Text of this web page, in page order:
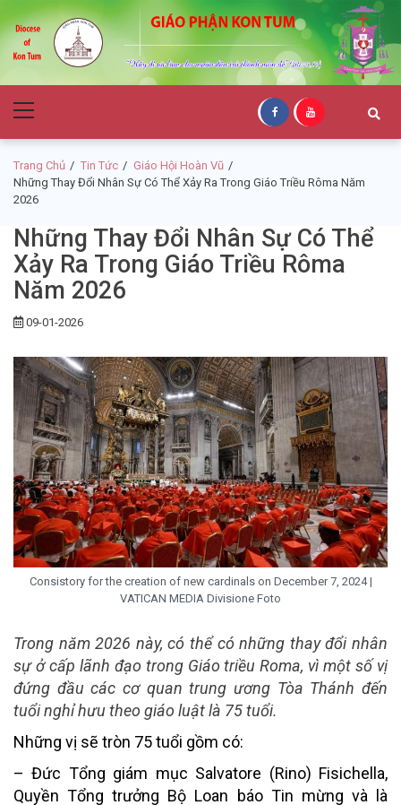
to
navigation
to
content
Giáo Phận Kon
Tum
Menu
Trang Chủ Tin Tức
Giáo Hội Hoàn Vũ
Những Thay Đổi Nhân Sự Có Thể Xảy Ra Trong Giáo Triều Rôma Năm
2026
Những Thay Đổi Nhân Sự Có Thể
Xảy Ra Trong Giáo Triều Rôma
Năm 2026
09-01-2026
Consistory for the creation of new cardinals on December 7, 2024 |
VATICAN MEDIA Divisione Foto
Trong năm 2026 này, có thể có những thay đổi nhân
sự ở cấp lãnh đạo trong Giáo triều Roma, vì một số vị
đứng đầu các cơ quan trung ương Tòa Thánh đến
tuổi nghỉ hưu theo giáo luật là 75 tuổi.
Những vị sẽ tròn 75 tuổi gồm có:
– Đức Tổng giám mục Salvatore (Rino) Fisichella,
Quyền Tổng trưởng Bộ Loan báo Tin mừng và là